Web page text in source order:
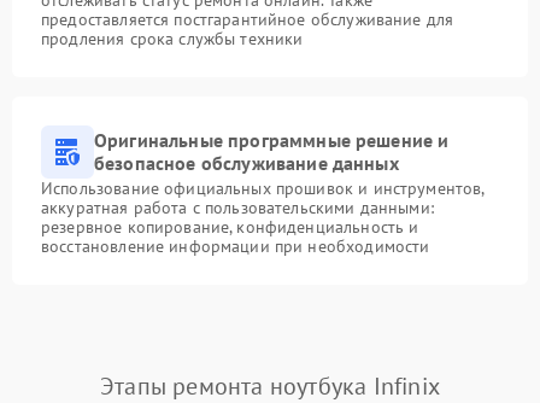
предоставляется постгарантийное обслуживание для
продления срока службы техники
Оригинальные программные решение и
безопасное обслуживание данных
Использование официальных прошивок и инструментов,
аккуратная работа с пользовательскими данными:
резервное копирование, конфиденциальность и
восстановление информации при необходимости
Этапы ремонта ноутбука Infinix